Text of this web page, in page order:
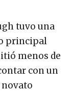
tuvo una
principal
menos de
con un